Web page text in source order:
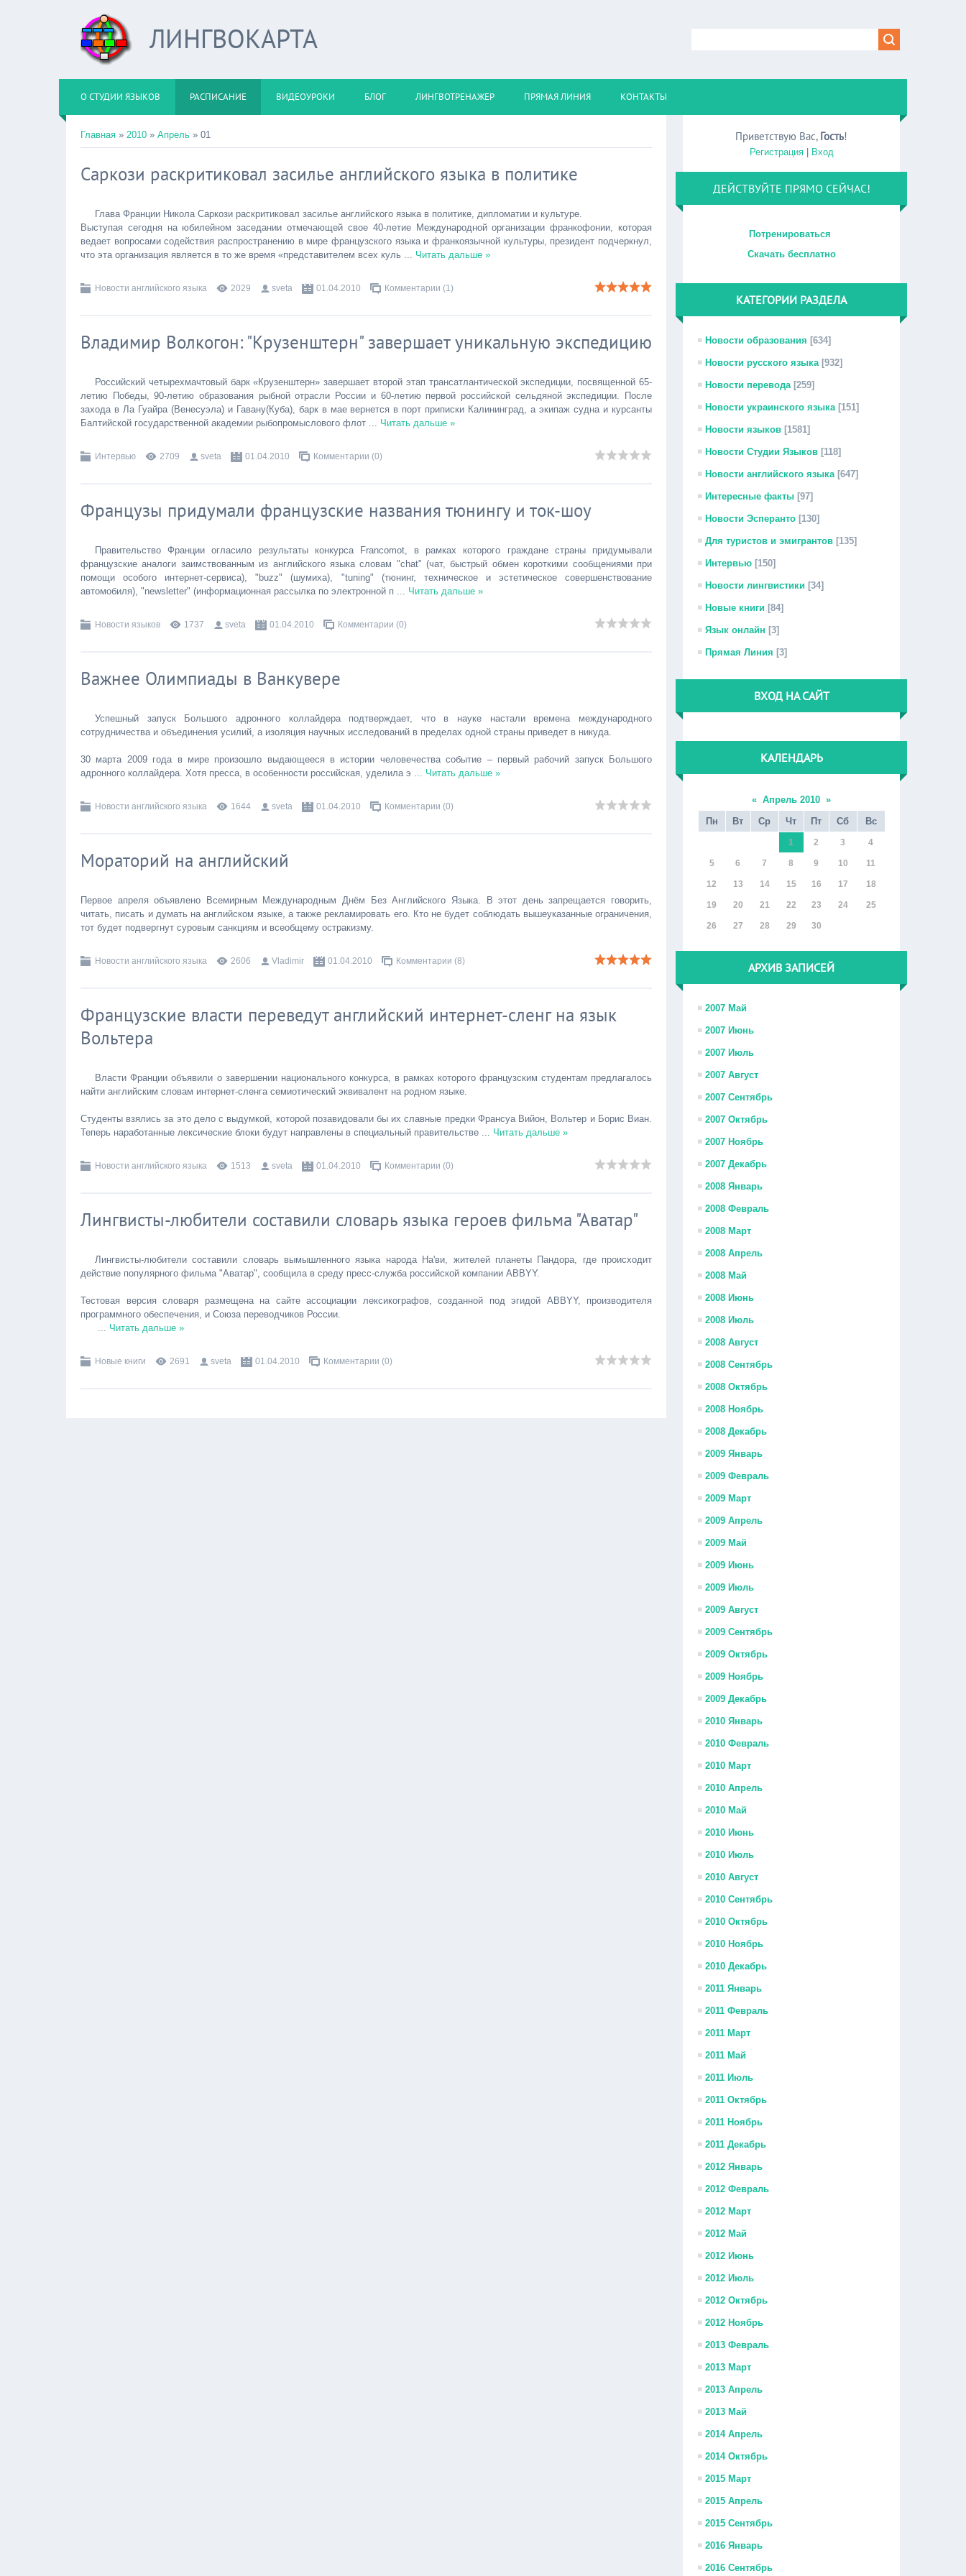
ЛИНГВОКАРТА
О СТУДИИ ЯЗЫКОВ РАСПИСАНИЕ ВИДЕОУРОКИ БЛОГ ЛИНГВОТРЕНАЖЕР ПРЯМАЯ ЛИНИЯ КОНТАКТЫ
Главная » 2010 » Апрель » 01
Саркози раскритиковал засилье английского языка в политике
Глава Франции Никола Саркози раскритиковал засилье английского языка в политике, дипломатии и культуре.
Выступая сегодня на юбилейном заседании отмечающей свое 40-летие Международной организации франкофонии, которая
ведает вопросами содействия распространению в мире французского языка и франкоязычной культуры, президент подчеркнул,
что эта организация является в то же время «представителем всех куль ... Читать дальше »
Новости английского языка 2029 sveta 01.04.2010 Комментарии (1)
Владимир Волкогон: "Крузенштерн" завершает уникальную экспедицию
Российский четырехмачтовый барк «Крузенштерн» завершает второй этап трансатлантической экспедиции, посвященной 65-
летию Победы, 90-летию образования рыбной отрасли России и 60-летию первой российской сельдяной экспедиции. После
захода в Ла Гуайра (Венесуэла) и Гавану(Куба), барк в мае вернется в порт приписки Калининград, а экипаж судна и курсанты
Балтийской государственной академии рыбопромыслового флот ... Читать дальше »
Интервью 2709 sveta 01.04.2010 Комментарии (0)
Французы придумали французские названия тюнингу и ток-шоу
Правительство Франции огласило результаты конкурса Francomot, в рамках которого граждане страны придумывали
французские аналоги заимствованным из английского языка словам "chat" (чат, быстрый обмен короткими сообщениями при
помощи особого интернет-сервиса), "buzz" (шумиха), "tuning" (тюнинг, техническое и эстетическое совершенствование
автомобиля), "newsletter" (информационная рассылка по электронной п ... Читать дальше »
Новости языков 1737 sveta 01.04.2010 Комментарии (0)
Важнее Олимпиады в Ванкувере
Успешный запуск Большого адронного коллайдера подтверждает, что в науке настали времена международного
сотрудничества и объединения усилий, а изоляция научных исследований в пределах одной страны приведет в никуда.
30 марта 2009 года в мире произошло выдающееся в истории человечества событие – первый рабочий запуск Большого
адронного коллайдера. Хотя пресса, в особенности российская, уделила э ... Читать дальше »
Новости английского языка 1644 sveta 01.04.2010 Комментарии (0)
Мораторий на английский
Первое апреля объявлено Всемирным Международным Днём Без Английского Языка. В этот день запрещается говорить,
читать, писать и думать на английском языке, а также рекламировать его. Кто не будет соблюдать вышеуказанные ограничения,
тот будет подвергнут суровым санкциям и всеобщему остракизму.
Новости английского языка 2606 Vladimir 01.04.2010 Комментарии (8)
Французские власти переведут английский интернет-сленг на язык
Вольтера
Власти Франции объявили о завершении национального конкурса, в рамках которого французским студентам предлагалось
найти английским словам интернет-сленга семиотический эквивалент на родном языке.
Студенты взялись за это дело с выдумкой, которой позавидовали бы их славные предки Франсуа Вийон, Вольтер и Борис Виан.
Теперь наработанные лексические блоки будут направлены в специальный правительстве ... Читать дальше »
Новости английского языка 1513 sveta 01.04.2010 Комментарии (0)
Лингвисты-любители составили словарь языка героев фильма "Аватар"
Лингвисты-любители составили словарь вымышленного языка народа На'ви, жителей планеты Пандора, где происходит
действие популярного фильма "Аватар", сообщила в среду пресс-служба российской компании ABBYY.
Тестовая версия словаря размещена на сайте ассоциации лексикографов, созданной под эгидой ABBYY, производителя
программного обеспечения, и Союза переводчиков России.
... Читать дальше »
Новые книги 2691 sveta 01.04.2010 Комментарии (0)
Приветствую Вас, Гость!
Регистрация| Вход
ДЕЙСТВУЙТЕ ПРЯМО СЕЙЧАС!
Потренироваться
Скачать бесплатно
КАТЕГОРИИ РАЗДЕЛА
Новости образования [634]
Новости русского языка [932]
Новости перевода [259]
Новости украинского языка [151]
Новости языков [1581]
Новости Студии Языков [118]
Новости английского языка [647]
Интересные факты [97]
Новости Эсперанто [130]
Для туристов и эмигрантов [135]
Интервью [150]
Новости лингвистики [34]
Новые книги [84]
Язык онлайн [3]
Прямая Линия [3]
ВХОД НА САЙТ
КАЛЕНДАРЬ
« Апрель 2010 »
Пн
Вт Ср Чт Пт Сб Вс
1 2 3 4
5 6 7 8 9 10 11
12 13 14 15 16 17 18
19 20 21 22 23 24 25
26 27 28 29 30
АРХИВ ЗАПИСЕЙ
2007 Май
2007 Июнь
2007 Июль
2007 Август
2007 Сентябрь
2007 Октябрь
2007 Ноябрь
2007 Декабрь
2008 Январь
2008 Февраль
2008 Март
2008 Апрель
2008 Май
2008 Июнь
2008 Июль
2008 Август
2008 Сентябрь
2008 Октябрь
2008 Ноябрь
2008 Декабрь
2009 Январь
2009 Февраль
2009 Март
2009 Апрель
2009 Май
2009 Июнь
2009 Июль
2009 Август
2009 Сентябрь
2009 Октябрь
2009 Ноябрь
2009 Декабрь
2010 Январь
2010 Февраль
2010 Март
2010 Апрель
2010 Май
2010 Июнь
2010 Июль
2010 Август
2010 Сентябрь
2010 Октябрь
2010 Ноябрь
2010 Декабрь
2011 Январь
2011 Февраль
2011 Март
2011 Май
2011 Июль
2011 Октябрь
2011 Ноябрь
2011 Декабрь
2012 Январь
2012 Февраль
2012 Март
2012 Май
2012 Июнь
2012 Июль
2012 Октябрь
2012 Ноябрь
2013 Февраль
2013 Март
2013 Апрель
2013 Май
2014 Апрель
2014 Октябрь
2015 Март
2015 Апрель
2015 Сентябрь
2016 Январь
2016 Сентябрь